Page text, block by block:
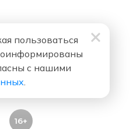
16+
пользоваться
с нашими
.